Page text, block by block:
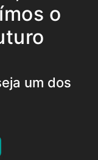
o
um dos